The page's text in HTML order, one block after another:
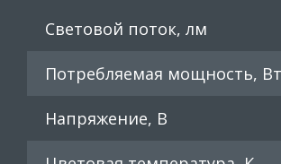
Световой поток, лм
Потребляемая мощность, Вт
Напряжение, В